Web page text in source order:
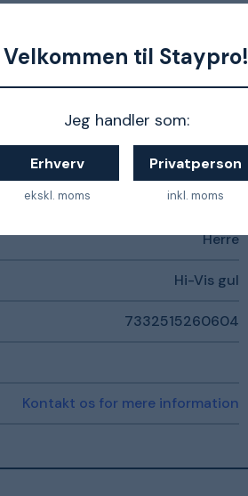
Velkommen til Staypro!
Jeg handler som:
Erhverv
ekskl. moms
Privatperson
inkl. moms
om valg af størrelse
Snickers Workwear AllroundWork
Herre
Hi-Vis gul
7332515260604
Kontakt os for mere information